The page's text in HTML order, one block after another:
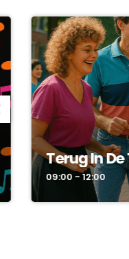
Terug In De Tijd
09:00 - 12:00